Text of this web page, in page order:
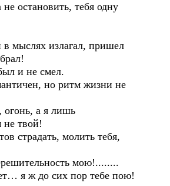
остановить, тебя одну
в мыслях излагал, пришел
и не смел.
но ритм жизни не
огонь, а я лишь
твой!
страдать, молить тебя,
мою!........
я ж до сих пор тебе пою!